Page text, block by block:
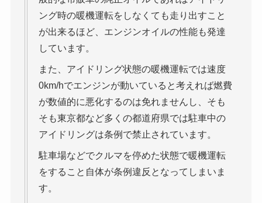
ング時の暖機運転をしなくても走り出すこと
が出来るほど、エンジンオイルの性能も発達
しています。
また、アイドリング状態の暖機運転では速度
0km/hでエンジンが動いていると考えれば燃費
が数値的に悪化するのは免れませんし、そも
そも東京都など多くの都道府県では駐車中の
アイドリングは条例で禁止されています。
駐車場などでクルマを停めた状態で暖機運転
をすること自体が条例違反となってしまいま
す。